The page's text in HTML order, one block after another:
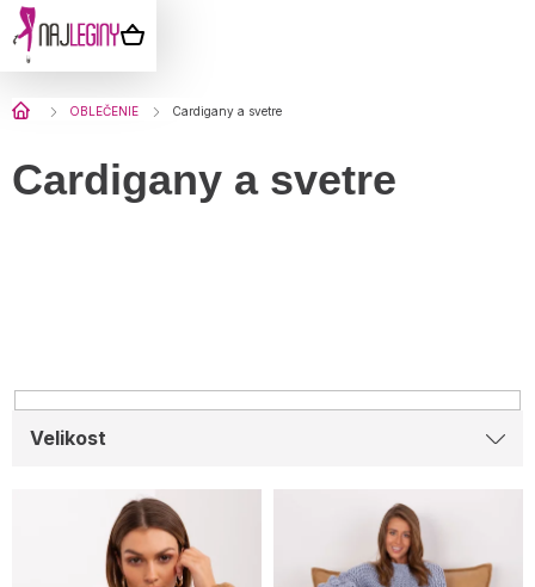
Prejsť
na
obsah
NÁKUPNÝ
KOŠÍK
DomovOBLEČENIE Cardigany a svetre
Cardigany a svetre
Velikost